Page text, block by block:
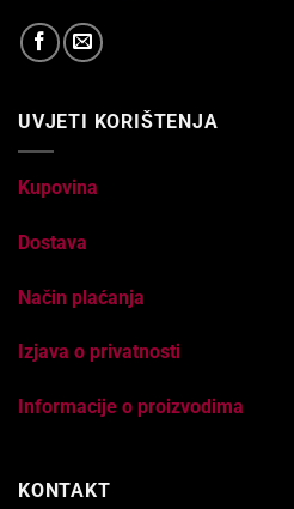
UVJETI KORIŠTENJA
Kupovina
Dostava
Način plaćanja
Izjava o privatnosti
Informacije o proizvodima
KONTAKT